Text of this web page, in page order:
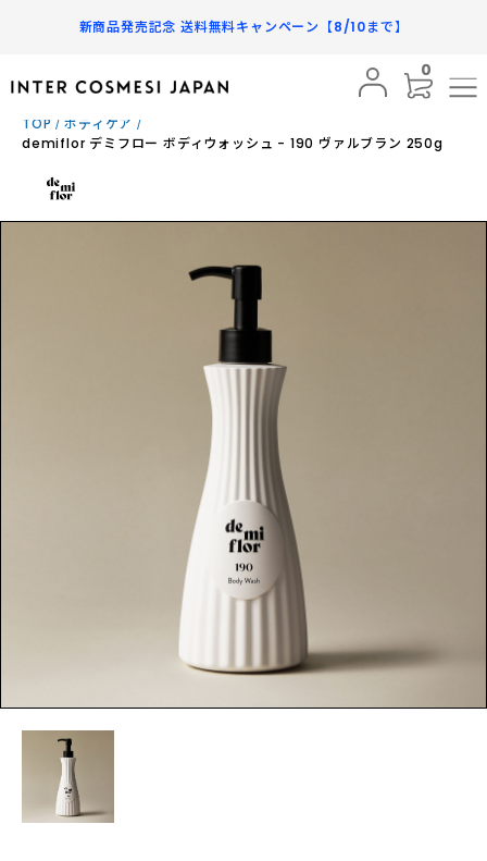
新商品発売記念 送料無料キャンペーン【8/10まで】
0
BRAND
PRODUCTS
FAQ
SHOPPING GUIDE
MY PAGE
FAVORITE
LOGIN
INFORMATION
SHOPに関する最新情報はこ
ちらでご確認いただけま
TOP
ボディケア
demiflor デミフロー ボディウォッシュ - 190 ヴァルブラン 250g
まだレビューはありません
20%OFF
カートに入れる